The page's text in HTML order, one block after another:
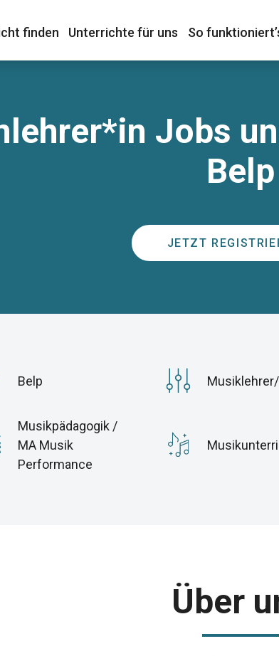
finden​ Unterrichte für uns So
Jobs
Belp
JETZT
Belp
Musikpädagogik /
MA Musik
Performance
Über